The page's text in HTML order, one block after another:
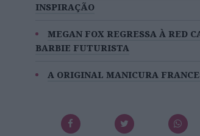
INSPIRAÇÃO
MEGAN FOX REGRESSA À RED
BARBIE FUTURISTA
A ORIGINAL MANICURA